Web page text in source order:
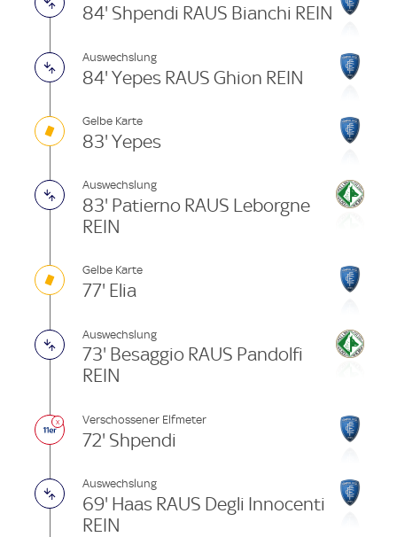
84' Shpendi RAUS Bianchi REIN
Auswechslung
84' Yepes RAUS Ghion REIN
Gelbe Karte
83' Yepes
Auswechslung
83' Patierno RAUS Leborgne
REIN
Gelbe Karte
77' Elia
Auswechslung
73' Besaggio RAUS Pandolfi
REIN
Verschossener Elfmeter
72' Shpendi
Auswechslung
69' Haas RAUS Degli Innocenti
REIN